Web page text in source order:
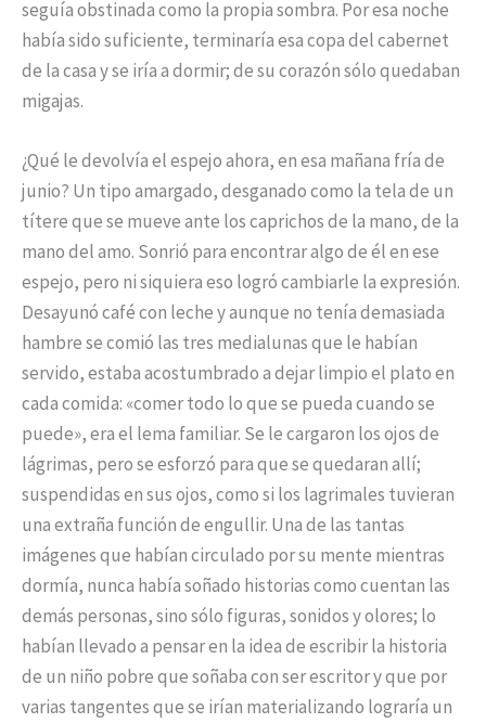
seguía obstinada como la propia sombra. Por esa noche
había sido suficiente, terminaría esa copa del cabernet
de la casa y se iría a dormir; de su corazón sólo quedaban
migajas.
¿Qué le devolvía el espejo ahora, en esa mañana fría de
junio? Un tipo amargado, desganado como la tela de un
títere que se mueve ante los caprichos de la mano, de la
mano del amo. Sonrió para encontrar algo de él en ese
espejo, pero ni siquiera eso logró cambiarle la expresión.
Desayunó café con leche y aunque no tenía demasiada
hambre se comió las tres medialunas que le habían
servido, estaba acostumbrado a dejar limpio el plato en
cada comida: «comer todo lo que se pueda cuando se
puede», era el lema familiar. Se le cargaron los ojos de
lágrimas, pero se esforzó para que se quedaran allí;
suspendidas en sus ojos, como si los lagrimales tuvieran
una extraña función de engullir. Una de las tantas
imágenes que habían circulado por su mente mientras
dormía, nunca había soñado historias como cuentan las
demás personas, sino sólo figuras, sonidos y olores; lo
habían llevado a pensar en la idea de escribir la historia
de un niño pobre que soñaba con ser escritor y que por
varias tangentes que se irían materializando lograría un